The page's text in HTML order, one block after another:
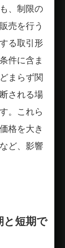
、制限の
売を行う
る取引形
件に含ま
まらず関
される場
。これら
格を大き
ど、影響
と短期で